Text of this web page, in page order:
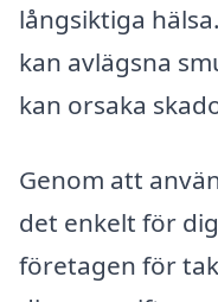
långsiktiga
kan avlägsna
kan orsaka
Genom att
det enkelt för
företagen för